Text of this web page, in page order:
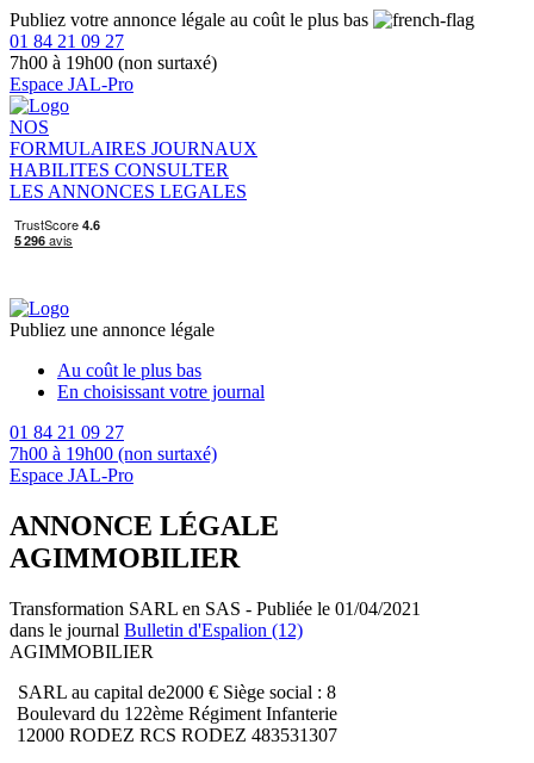
Publiez votre annonce légale au coût le plus bas
01 84 21 09 27
7h00 à 19h00 (non surtaxé)
Espace JAL-Pro
NOS
FORMULAIRES JOURNAUX
HABILITES CONSULTER
LES ANNONCES LEGALES
Publiez une annonce légale
Au coût le plus bas
En choisissant votre journal
01 84 21 09 27
7h00 à 19h00 (non surtaxé)
Espace JAL-Pro
ANNONCE LÉGALE
AGIMMOBILIER
Transformation SARL en SAS - Publiée le 01/04/2021
dans le journal Bulletin d'Espalion (12)
AGIMMOBILIER
SARL au capital de2000 € Siège social : 8
Boulevard du 122ème Régiment Infanterie
12000 RODEZ RCS RODEZ 483531307